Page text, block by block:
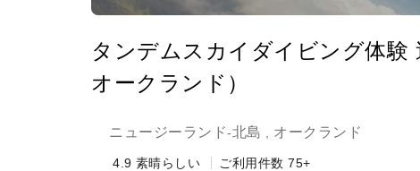
タンデムスカイダイビング体験
オークランド）
ニュージーランド-北島 オークランド
4.9 素晴らしい ご利用件数 75+